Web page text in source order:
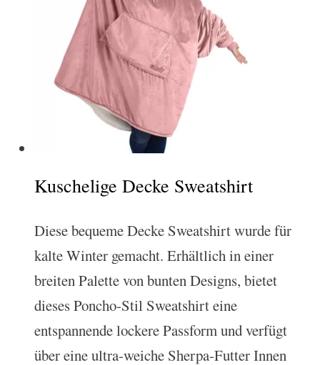
Kuschelige Decke Sweatshirt
Diese bequeme Decke Sweatshirt wurde für
kalte Winter gemacht. Erhältlich in einer
breiten Palette von bunten Designs, bietet
dieses Poncho-Stil Sweatshirt eine
entspannende lockere Passform und verfügt
über eine ultra-weiche Sherpa-Futter Innen